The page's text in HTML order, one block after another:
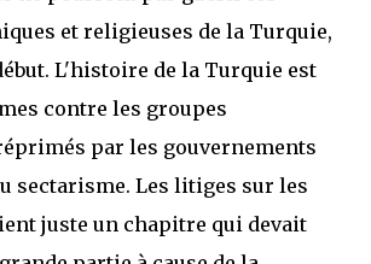
et religieuses de la Turquie,
L'histoire de la Turquie est
contre les groupes
par les gouvernements
sectarisme. Les litiges sur les
juste un chapitre qui devait